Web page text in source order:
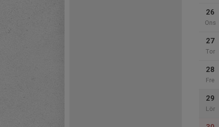
26
Ons
27
Tor
28
Fre
29
Lör